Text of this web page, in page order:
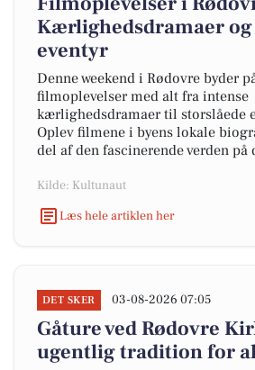
Kærlighedsdramaer og
eventyr
Denne weekend i Rødovre byder
filmoplevelser med alt fra intense
kærlighedsdramaer til storslåede
Oplev filmene i byens lokale
del af den fascinerende verden
Kilde: Kultunaut
Læs hele artiklen her
DET SKER 03-08-2026 07:05
Gåture ved Rødovre
ugentlig tradition for